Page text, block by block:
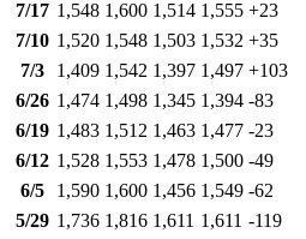
7/17 1,548 1,600 1,514 1,555 +23
7/10 1,520 1,548 1,503 1,532 +35
7/3
1,409 1,542 1,397 1,497 +103
6/26 1,474 1,498 1,345 1,394 -83
6/19 1,483 1,512 1,463 1,477 -23
6/12 1,528 1,553 1,478 1,500 -49
6/5
1,590 1,600 1,456 1,549 -62
5/29 1,736 1,816 1,611 1,611 -119